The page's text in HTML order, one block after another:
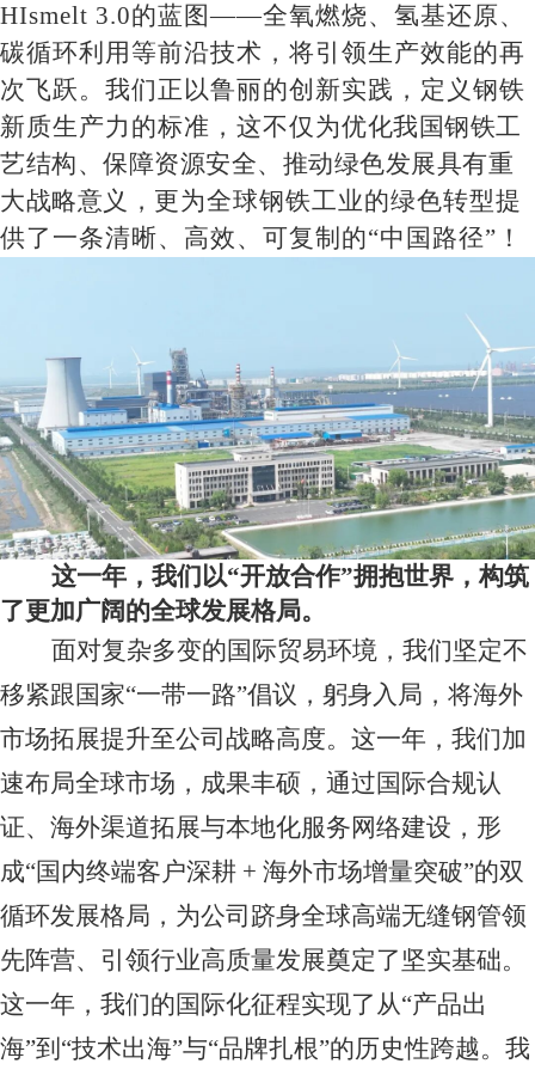
HIsmelt 3.0的蓝图——全氧燃烧、氢基还原、
碳循环利用等前沿技术，将引领生产效能的再
次飞跃。我们正以鲁丽的创新实践，定义 钢铁
新质生产力的标准，这不仅为优化我国钢铁工
艺结构、保 障资源安全、推动绿色发展具有重
大战略意义， 更为全球钢铁工业的绿色转型提
供了一条清晰、高效、可复制的“中国路径”！
这一年，我们以“开放合作”拥抱世界，构筑
了更加广阔的全球发展格局。
面对复杂多变的国际贸易环境，我们坚定不
移紧跟国家“一带一路”倡议，躬身入局，将海外
市场拓展提升至公司战略高度。这一年，我们加
速布局全球市场，成果丰硕，通过国际合规认
证、海外渠道拓展与本地化服务网络建设，形
成“国内终端客户深耕 + 海外市场增量突破”的双
循环发展格局，为公司跻身全球高端无缝钢管领
先阵营、引领行业高质量发展奠定了坚实基础。
这一年，我们的国际化征程实现了从“产品出
海”到“技术出海”与“品牌扎根”的历史性跨越。我